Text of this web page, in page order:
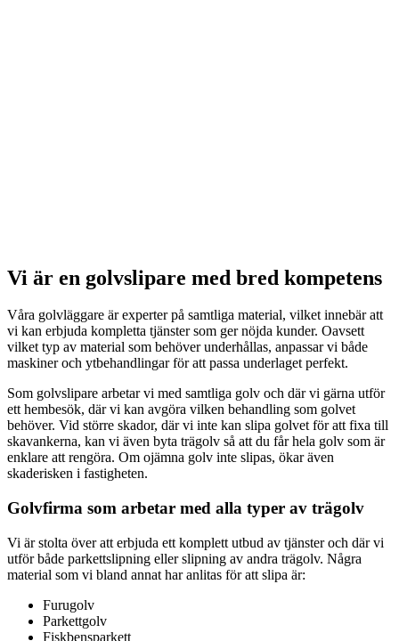
Vi är en golvslipare med bred kompetens
Våra golvläggare är experter på samtliga material, vilket innebär att
vi kan erbjuda kompletta tjänster som ger nöjda kunder. Oavsett
vilket typ av material som behöver underhållas, anpassar vi både
maskiner och ytbehandlingar för att passa underlaget perfekt.
Som golvslipare arbetar vi med samtliga golv och där vi gärna utför
ett hembesök, där vi kan avgöra vilken behandling som golvet
behöver. Vid större skador, där vi inte kan slipa golvet för att fixa till
skavankerna, kan vi även byta trägolv så att du får hela golv som är
enklare att rengöra. Om ojämna golv inte slipas, ökar även
skaderisken i fastigheten.
Golvfirma som arbetar med alla typer av trägolv
Vi är stolta över att erbjuda ett komplett utbud av tjänster och där vi
utför både parkettslipning eller slipning av andra trägolv. Några
material som vi bland annat har anlitas för att slipa är:
Furugolv
Parkettgolv
Fiskbensparkett